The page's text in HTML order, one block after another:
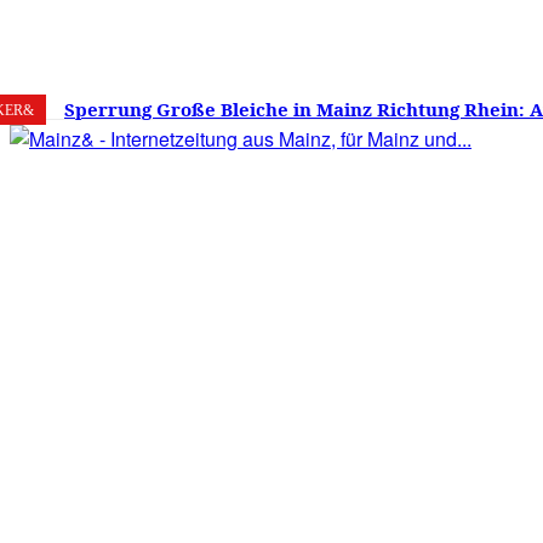
9. August 2026 28.9 Mainz
Sperrung Große Bleiche in Mainz Richtung Rhein:
verwirrt, Mainzer stinksauer – Haben die Mainzer